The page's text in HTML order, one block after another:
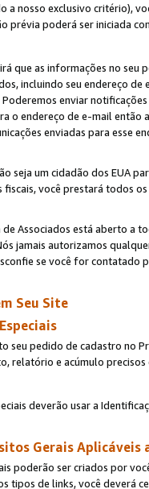
a nosso exclusivo critério),
prévia poderá ser iniciada
que as informações no seu
incluindo seu endereço
enviar
o endereço de e-mail então
enviadas para esse
seja um cidadão dos EUA
fiscais, você prestará todos
de Associados está aberto a
jamais autorizamos
se você for contatado
Seu Site
seu pedido de cadastro no
relatório e acúmulo precisos
deverão usar a
Gerais Aplicáveis
poderão ser criados por
tipos de links, você deverá